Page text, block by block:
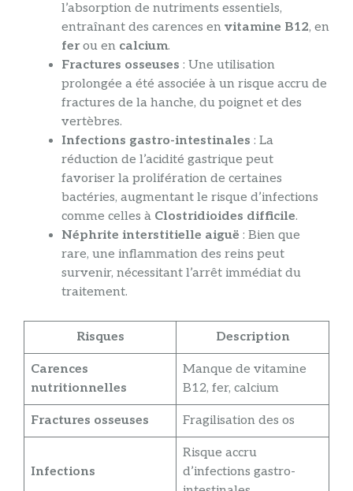
l’absorption de nutriments essentiels,
entraînant des carences en vitamine B12, en
ferou en calcium.
Fractures osseuses : Une utilisation
prolongée a été associée à un risque accru de
fractures de la hanche, du poignet et des
vertèbres.
Infections gastro-intestinales : La
réduction de l’acidité gastrique peut
favoriser la prolifération de certaines
bactéries, augmentant le risque d’infections
comme celles à Clostridioides difficile.
Néphrite interstitielle aiguë : Bien que
rare, une inflammation des reins peut
survenir, nécessitant l’arrêt immédiat du
traitement.
Risques Description
Carences
nutritionnelles
Manque de vitamine
B12, fer, calcium
Fractures osseuses Fragilisation des os
Infections
Risque accru
d’infections gastro-